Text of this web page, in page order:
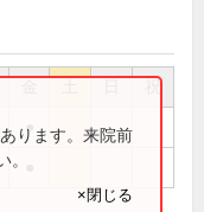
祝
●
ります。来院前
×閉じる